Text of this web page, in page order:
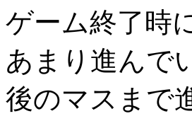
ゲーム終了時
あまり進んで
後のマスまで